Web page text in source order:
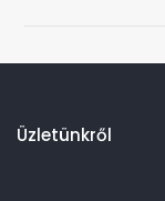
Üzletünkről